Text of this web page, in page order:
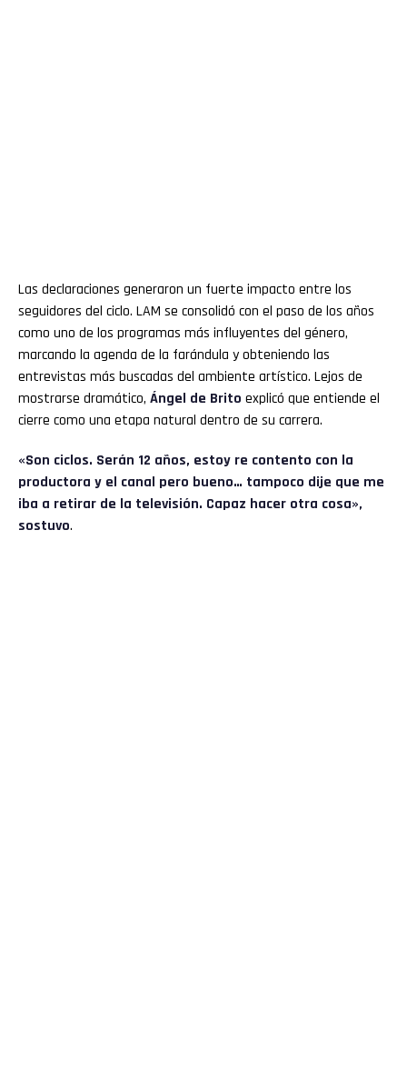
Las declaraciones generaron un fuerte impacto entre los
seguidores del ciclo. LAM se consolidó con el paso de los años
como uno de los programas más influyentes del género,
marcando la agenda de la farándula y obteniendo las
entrevistas más buscadas del ambiente artístico. Lejos de
mostrarse dramático, Ángel de Brito explicó que entiende el
cierre como una etapa natural dentro de su carrera.
«Son ciclos. Serán 12 años, estoy re contento con la
productora y el canal pero bueno… tampoco dije que me
iba a retirar de la televisión. Capaz hacer otra cosa»,
sostuvo.